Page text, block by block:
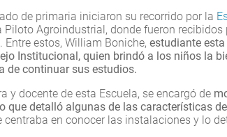
de primaria iniciaron su recorrido por la
Piloto Agroindustrial, donde fueron recibidos
estos, William Boniche, estudiante
Institucional, quien brindó a los niños la
de continuar sus estudios.
y docente de esta Escuela, se encargó de
que detalló algunas de las características
centraba en conocer las instalaciones y lo